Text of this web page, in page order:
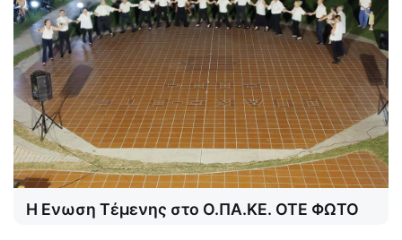
Η Ενωση Τέμενης στο Ο.ΠΑ.ΚΕ. ΟΤΕ ΦΩΤΟ